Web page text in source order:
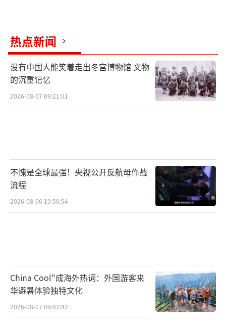
热点新闻
没有中国人能笑着走出冬宫博物馆 文物
的沉重记忆
2026-08-07 09:21:01
不愧是全球最强！央视公开反航母作战
流程
2026-08-06 10:50:54
China Cool"成海外热词：外国游客来
华避暑体验独特文化
2026-08-07 09:02:42